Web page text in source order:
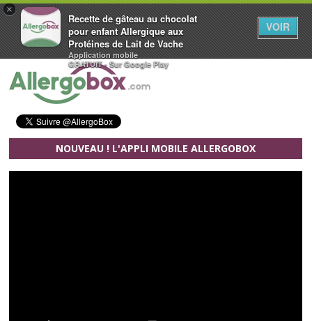
×
Recette de gâteau au chocolat
pour enfant Allergique aux
Protéines de Lait de Vache
Application mobile
GRATUIT - Sur Google Play
VOIR
Aller au contenu principal
NOUVEAU ! L'APPLI MOBILE ALLERGOBOX